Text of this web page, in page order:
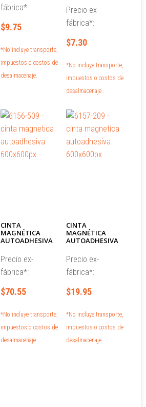
fábrica*:
$9.75
*No incluye transporte,
impuestos o costos de
desalmacenaje.
Precio ex-
fábrica*:
$7.30
*No incluye transporte,
impuestos o costos de
desalmacenaje.
CINTA
MAGNÉTICA
AUTOADHESIVA
Precio ex-
fábrica*:
$70.55
*No incluye transporte,
impuestos o costos de
desalmacenaje.
CINTA
MAGNÉTICA
AUTOADHESIVA
Precio ex-
fábrica*:
$19.95
*No incluye transporte,
impuestos o costos de
desalmacenaje.